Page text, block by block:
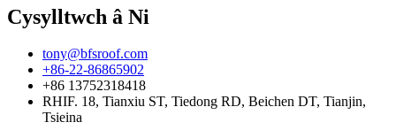
Cysylltwch â Ni
tony@bfsroof.com
+86-22-86865902
+86 13752318418
RHIF. 18, Tianxiu ST, Tiedong RD, Beichen DT, Tianjin,
Tsieina